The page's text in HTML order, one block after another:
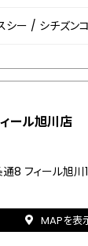
シー / シチズン
ール旭川店
8 フィール旭川
MAPを表